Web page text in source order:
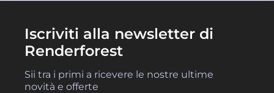
Iscriviti alla newsletter di
Renderforest
Sii tra i primi a ricevere le nostre ultime
novità e offerte